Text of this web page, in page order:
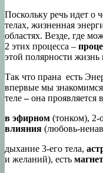
Поскольку речь идет о
телах, жизненная
областях. Везде, где
2 этих процесса –
этой полярности жизнь
Так что прана есть
впервые мы
теле–она проявляется
в эфирном (тонком), 2-
влияния (любовь-
дыхание 3-его тела,
и желаний), есть